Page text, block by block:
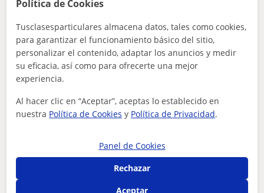
10€ /h
Almería (Ciudad), Huércal De ...
Matemáticas: Matemáticas básicas
Política de Cookies
Tusclasesparticulares almacena datos, tales como cookies,
para garantizar el funcionamiento básico del sitio,
personalizar el contenido, adaptar los anuncios y medir
su eficacia, así como para ofrecerte una mejor
experiencia.
Al hacer clic en “Aceptar”, aceptas lo establecido en
nuestra Política de Cookies y Política de Privacidad.
Panel de Cookies
Rechazar
Aceptar